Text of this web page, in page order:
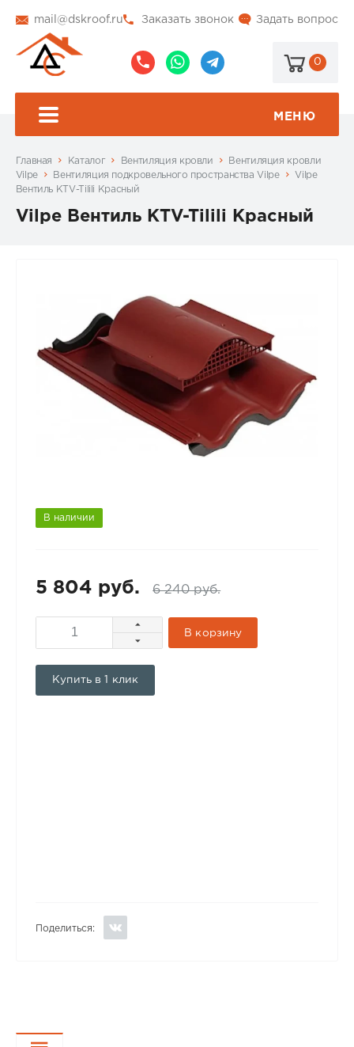
mail@dskroof.ru Задать вопрос
Заказать звонок
0
МЕНЮ
Главная Каталог Вентиляция кровли
Вентиляция кровли
Vilpe
Вентиляция подкровельного пространства Vilpe
Vilpe
Вентиль KTV-Tilili Красный
Vilpe Вентиль KTV-Tilili Красный
В наличии
5 804 руб. 6 240 руб.
В корзину
Купить в 1 клик
Поделиться: